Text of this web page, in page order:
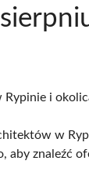
i
w
aby znaleźć